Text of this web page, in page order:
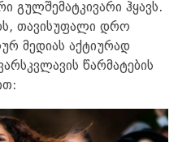
გულშემატკივარი ჰყავს.
თავისუფალი დრო
მედიას აქტიურად
წარმატების